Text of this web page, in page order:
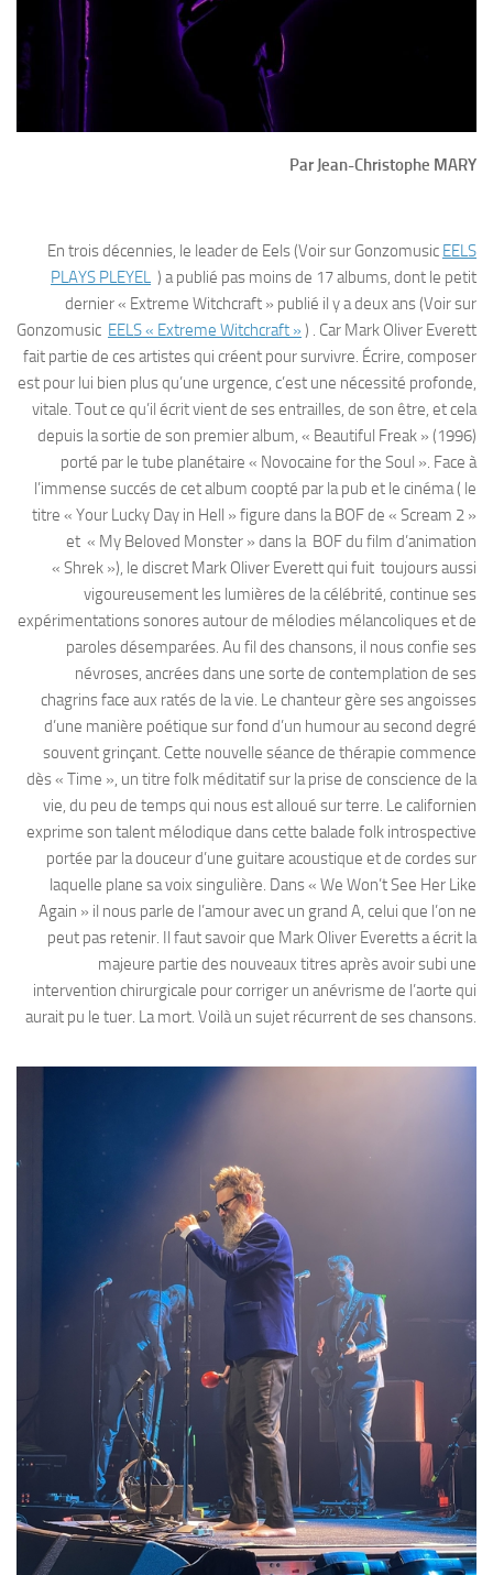
Par Jean-Christophe MARY
En trois décennies, le leader de Eels (Voir sur Gonzomusic EELS
PLAYS PLEYEL ) a publié pas moins de 17 albums, dont le petit
dernier « Extreme Witchcraft » publié il y a deux ans (Voir sur
Gonzomusic EELS « Extreme Witchcraft » ) . Car Mark Oliver Everett
fait partie de ces artistes qui créent pour survivre. Écrire, composer
est pour lui bien plus qu’une urgence, c’est une nécessité profonde,
vitale. Tout ce qu’il écrit vient de ses entrailles, de son être, et cela
depuis la sortie de son premier album, « Beautiful Freak » (1996)
porté par le tube planétaire « Novocaine for the Soul ». Face à
l’immense succés de cet album coopté par la pub et le cinéma ( le
titre « Your Lucky Day in Hell » figure dans la BOF de « Scream 2 »
et « My Beloved Monster » dans la BOF du film d’animation
« Shrek »), le discret Mark Oliver Everett qui fuit toujours aussi
vigoureusement les lumières de la célébrité, continue ses
expérimentations sonores autour de mélodies mélancoliques et de
paroles désemparées. Au fil des chansons, il nous confie ses
névroses, ancrées dans une sorte de contemplation de ses
chagrins face aux ratés de la vie. Le chanteur gère ses angoisses
d’une manière poétique sur fond d’un humour au second degré
souvent grinçant. Cette nouvelle séance de thérapie commence
dès « Time », un titre folk méditatif sur la prise de conscience de la
vie, du peu de temps qui nous est alloué sur terre. Le californien
exprime son talent mélodique dans cette balade folk introspective
portée par la douceur d’une guitare acoustique et de cordes sur
laquelle plane sa voix singulière. Dans « We Won’t See Her Like
Again » il nous parle de l’amour avec un grand A, celui que l’on ne
peut pas retenir. Il faut savoir que Mark Oliver Everetts a écrit la
majeure partie des nouveaux titres après avoir subi une
intervention chirurgicale pour corriger un anévrisme de l’aorte qui
aurait pu le tuer. La mort. Voilà un sujet récurrent de ses chansons.